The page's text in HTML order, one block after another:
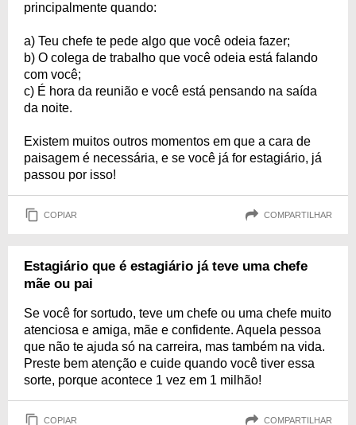
principalmente quando:
a) Teu chefe te pede algo que você odeia fazer;
b) O colega de trabalho que você odeia está falando
com você;
c) É hora da reunião e você está pensando na saída
da noite.
Existem muitos outros momentos em que a cara de
paisagem é necessária, e se você já for estagiário, já
passou por isso!
COPIAR COMPARTILHAR
Estagiário que é estagiário já teve uma chefe
mãe ou pai
Se você for sortudo, teve um chefe ou uma chefe muito
atenciosa e amiga, mãe e confidente. Aquela pessoa
que não te ajuda só na carreira, mas também na vida.
Preste bem atenção e cuide quando você tiver essa
sorte, porque acontece 1 vez em 1 milhão!
COPIAR COMPARTILHAR